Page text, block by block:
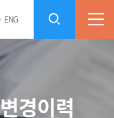
ENG영
사
가
전
열
전
체
경이력